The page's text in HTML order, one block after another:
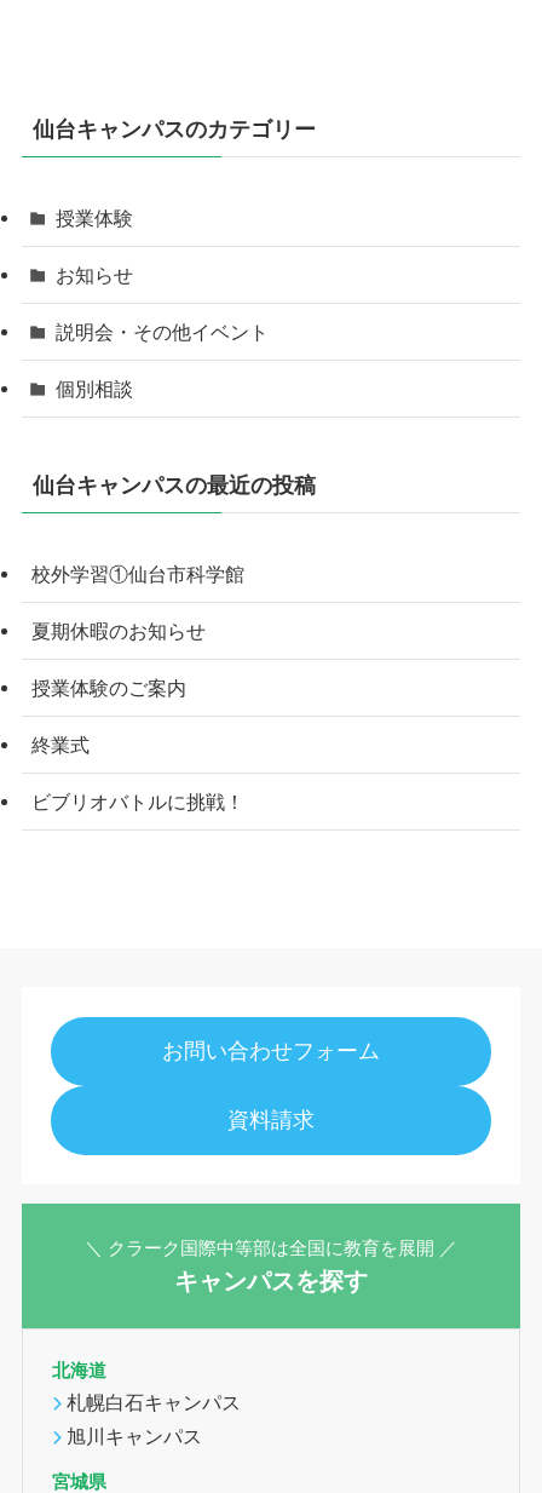
仙台キャンパスのカテゴリー
授業体験
お知らせ
説明会・その他イベント
個別相談
仙台キャンパスの最近の投稿
校外学習①仙台市科学館
夏期休暇のお知らせ
授業体験のご案内
終業式
ビブリオバトルに挑戦！
お問い合わせフォーム
資料請求
＼ クラーク国際中等部は全国に教育を展開 ／
キャンパスを探す
北海道
札幌白石キャンパス
旭川キャンパス
宮城県